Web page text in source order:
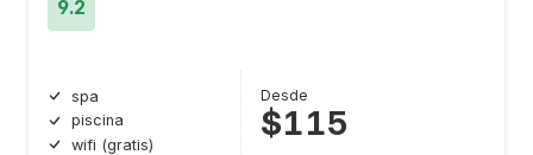
9.2
spa
piscina
wifi (gratis)
Desde
$115